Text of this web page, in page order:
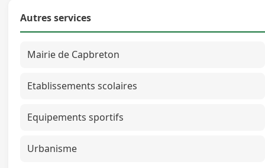
Autres services
Mairie de Capbreton
Etablissements scolaires
Equipements sportifs
Urbanisme